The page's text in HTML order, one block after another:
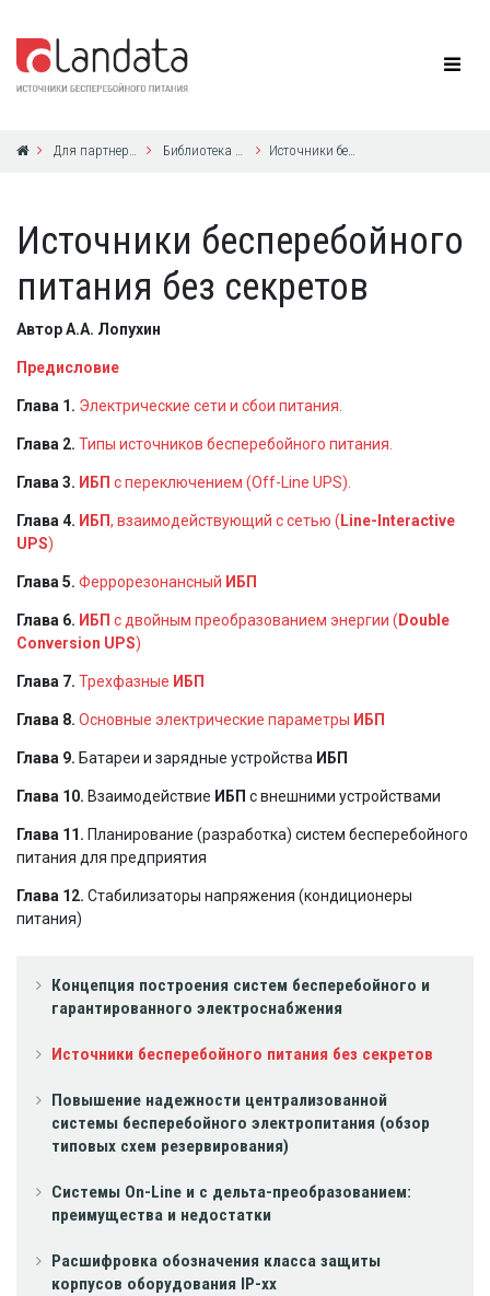
Для партнеров Библиотека по ИБП Источники бесперебойного питания без секретов
Концепция построения систем бесперебойного и
гарантированного электроснабжения
Источники бесперебойного питания без секретов
Повышение надежности централизованной
системы бесперебойного электропитания (обзор
типовых схем резервирования)
Системы On-Line и с дельта-преобразованием:
преимущества и недостатки
Расшифровка обозначения класса защиты
корпусов оборудования IP-xx
Источники бесперебойного
питания без секретов
Автор А.А. Лопухин
Предисловие
Глава 1. Электрические сети и сбои питания.
Глава 2. Типы источников бесперебойного питания.
Глава 3. ИБП с переключением (Off-Line UPS).
Глава 4. ИБП, взаимодействующий с сетью ( Line-Interactive
UPS)
Глава 5. Феррорезонансный ИБП
Глава 6. ИБП с двойным преобразованием энергии ( Double
Conversion UPS)
Глава 7. Трехфазные ИБП
Глава 8. Основные электрические параметры ИБП
Глава 9. Батареи и зарядные устройства ИБП
Глава 10. Взаимодействие ИБП с внешними устройствами
Глава 11. Планирование (разработка) систем бесперебойного
питания для предприятия
Глава 12. Стабилизаторы напряжения (кондиционеры
питания)